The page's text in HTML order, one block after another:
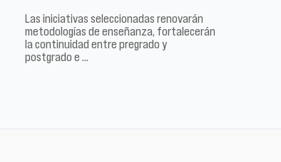
Las iniciativas seleccionadas renovarán
metodologías de enseñanza, fortalecerán
la continuidad entre pregrado y
postgrado e …